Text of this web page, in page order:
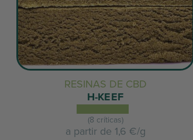
RESINAS DE CBD
H-KEEF
(8 críticas)
a partir de 1,6 €/g